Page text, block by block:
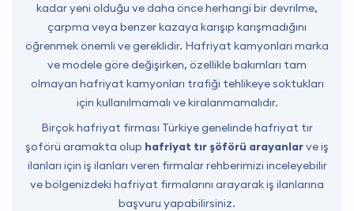
kadar yeni olduğu ve daha önce herhangi bir devrilme,
çarpma veya benzer kazaya karışıp karışmadığını
öğrenmek önemli ve gereklidir. Hafriyat kamyonları marka
ve modele göre değişirken, özellikle bakımları tam
olmayan hafriyat kamyonları trafiği tehlikeye soktukları
için kullanılmamalı ve kiralanmamalıdır.
Birçok hafriyat firması Türkiye genelinde hafriyat tır
şoförü aramakta olup hafriyat tır şöförü arayanlarve iş
ilanları için iş ilanları veren firmalar rehberimizi inceleyebilir
ve bölgenizdeki hafriyat firmalarını arayarak iş ilanlarına
başvuru yapabilirsiniz.